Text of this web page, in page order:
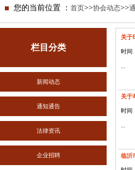
您的当前位置 ： 首页>>协会动态>>
栏目分类
新闻动态
通知通告
法律资讯
企业招聘
关于
时间
...
关于
时间
...
临沂